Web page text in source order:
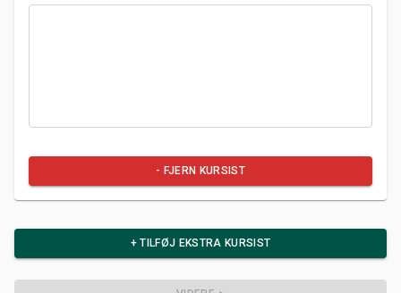
- FJERN KURSIST
+ TILFØJ EKSTRA KURSIST